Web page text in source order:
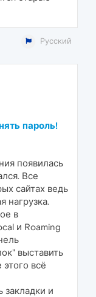
Русский
пароль!
появилась
Все
сайтах ведь
нагрузка.
в
и Roaming
выставить
всё
закладки и